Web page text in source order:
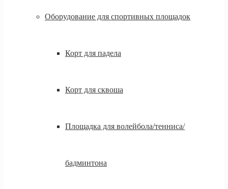
Оборудование для спортивных площадок
Корт для падела
Корт для сквоша
Площадка для волейбола/тенниса/
бадминтона